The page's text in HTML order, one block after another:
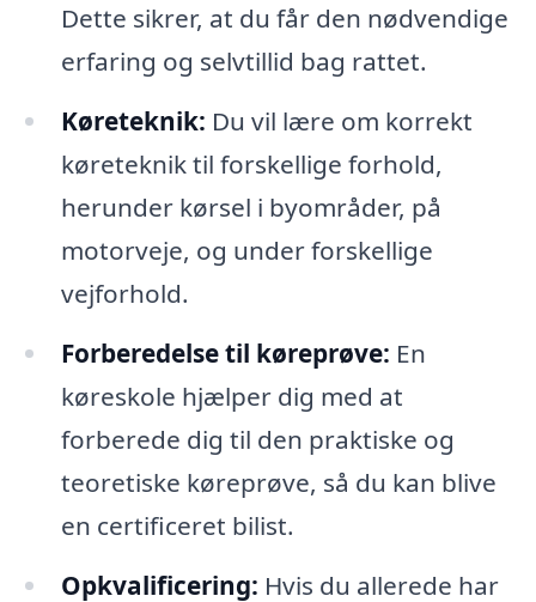
Dette sikrer, at du får den nødvendige
erfaring og selvtillid bag rattet.
Køreteknik: Du vil lære om korrekt
køreteknik til forskellige forhold,
herunder kørsel i byområder, på
motorveje, og under forskellige
vejforhold.
Forberedelse til køreprøve: En
køreskole hjælper dig med at
forberede dig til den praktiske og
teoretiske køreprøve, så du kan blive
en certificeret bilist.
Opkvalificering: Hvis du allerede har